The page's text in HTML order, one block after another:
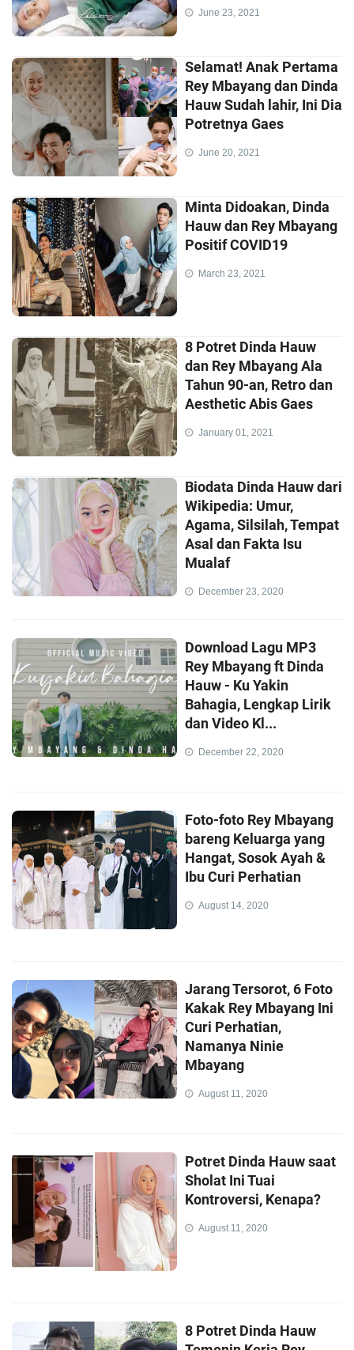
June 23, 2021
Selamat! Anak Pertama
Rey Mbayang dan Dinda
Hauw Sudah lahir, Ini Dia
Potretnya Gaes
June 20, 2021
Minta Didoakan, Dinda
Hauw dan Rey Mbayang
Positif COVID19
March 23, 2021
8 Potret Dinda Hauw
dan Rey Mbayang Ala
Tahun 90-an, Retro dan
Aesthetic Abis Gaes
January 01, 2021
Biodata Dinda Hauw dari
Wikipedia: Umur,
Agama, Silsilah, Tempat
Asal dan Fakta Isu
Mualaf
December 23, 2020
Download Lagu MP3
Rey Mbayang ft Dinda
Hauw - Ku Yakin
Bahagia, Lengkap Lirik
dan Video Kl...
December 22, 2020
Foto-foto Rey Mbayang
bareng Keluarga yang
Hangat, Sosok Ayah &
Ibu Curi Perhatian
August 14, 2020
Jarang Tersorot, 6 Foto
Kakak Rey Mbayang Ini
Curi Perhatian,
Namanya Ninie
Mbayang
August 11, 2020
Potret Dinda Hauw saat
Sholat Ini Tuai
Kontroversi, Kenapa?
August 11, 2020
8 Potret Dinda Hauw